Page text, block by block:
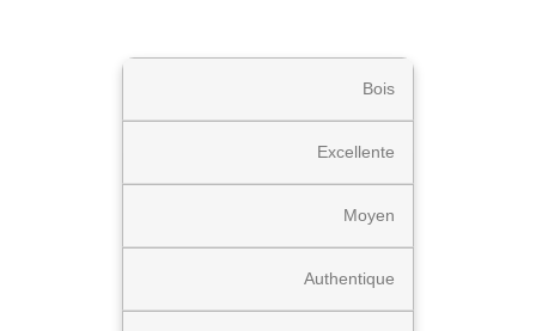
Bois
Excellente
Moyen
Authentique